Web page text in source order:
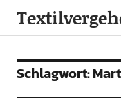
Schlagwort: